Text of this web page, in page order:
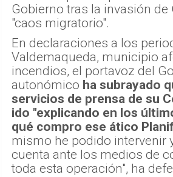
Gobierno tras la invasión de
"caos migratorio".
En declaraciones a los
Valdemaqueda, municipio
incendios, el portavoz del
autonómico ha subrayado
servicios de prensa de su
ido "explicando en los
qué compro ese ático
mismo he podido intervenir
cuenta ante los medios de
toda esta operación", ha